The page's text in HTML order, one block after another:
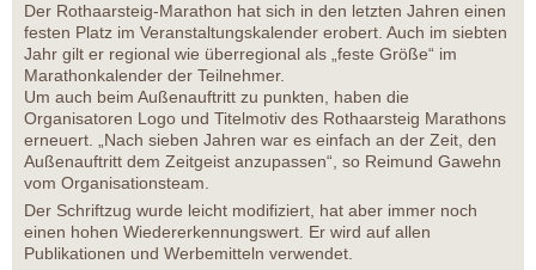
Der Rothaarsteig-Marathon hat sich in den letzten Jahren einen
festen Platz im Veranstaltungskalender erobert. Auch im siebten
Jahr gilt er regional wie überregional als „feste Größe“ im
Marathonkalender der Teilnehmer.
Um auch beim Außenauftritt zu punkten, haben die
Organisatoren Logo und Titelmotiv des Rothaarsteig Marathons
erneuert. „Nach sieben Jahren war es einfach an der Zeit, den
Außenauftritt dem Zeitgeist anzupassen“, so Reimund Gawehn
vom Organisationsteam.
Der Schriftzug wurde leicht modifiziert, hat aber immer noch
einen hohen Wiedererkennungswert. Er wird auf allen
Publikationen und Werbemitteln verwendet.